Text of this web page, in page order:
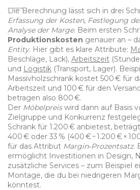
Die Berechnung lässt sich in drei
Erfassung der Kosten, Festlegung
Analyse der Marge. Beim ersten
Produktionskosten genauer an –
Entity. Hier gibt es klare Attribute:
Beschläge, Lack), Arbeitszeit
und Logistik (Transport, Lager).
Massivholzschrank kostet 500 € für
Arbeitszeit und 100 € für den
betragen also 800 €.
Der Möbelpreiswird dann auf Basis
Zielgruppe und Konkurrenz
Schrank für 1.200 € anbietest,
400 € oder 33 % (400 € ÷ 1.200 € ×
für das Attribut Margin‑Prozentsatz.
ermöglicht Investitionen in Design,
zusätzliche Services – zum Beispiel
Montage, die du bei niedrigeren
könntest.